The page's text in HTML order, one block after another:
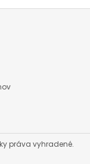
práva vyhradené.